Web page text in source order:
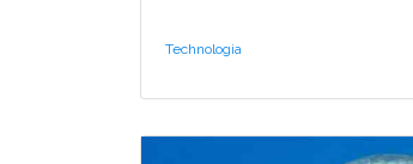
Technologia